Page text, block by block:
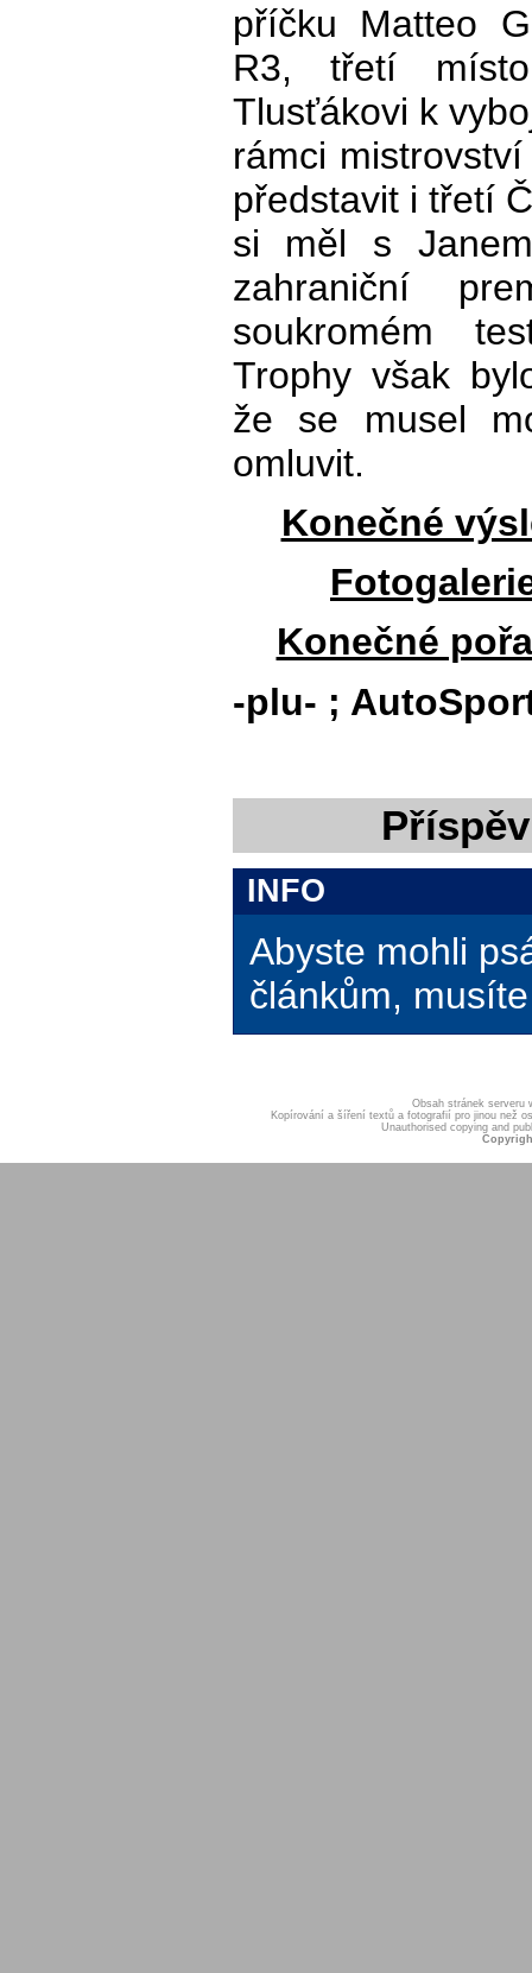
příčku Matteo
R3, třetí
Tlusťákovi k
rámci
představit i třetí
si měl s
zahraniční
soukromém
Trophy však
že se musel
omluvit.
Konečné
Konečné
-plu- ;
INFO
Abyste mohli
článkům,
Obsah stránek serveru
Kopírování a šíření textů a fotografií pro jinou než
Unauthorised copying and